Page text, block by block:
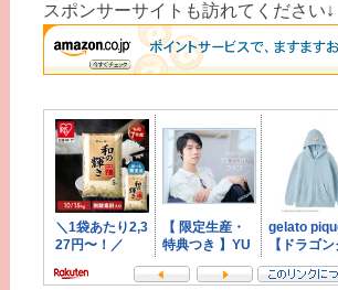
スポンサーサイトも訪れてください↓